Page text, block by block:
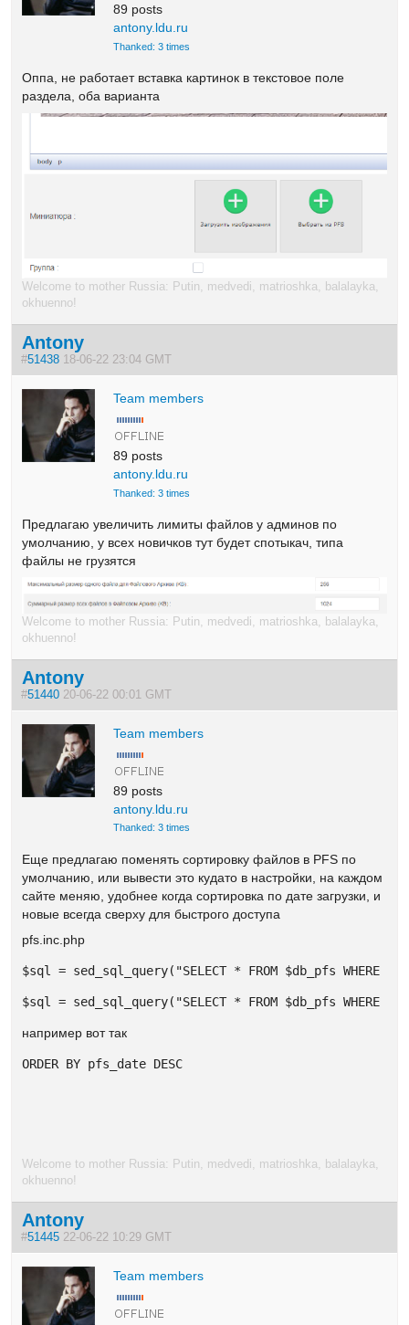
89 posts
antony.ldu.ru
Thanked: 3 times
Оппа, не работает вставка картинок в текстовое поле
раздела, оба варианта
Welcome to mother Russia: Putin, medvedi, matrioshka, balalayka,
okhuenno!
Antony
#51438 18-06-22 23:04 GMT
Team members
89 posts
antony.ldu.ru
Thanked: 3 times
Предлагаю увеличить лимиты файлов у админов по
умолчанию, у всех новичков тут будет спотыкач, типа
файлы не грузятся
Welcome to mother Russia: Putin, medvedi, matrioshka, balalayka,
okhuenno!
Antony
#51440 20-06-22 00:01 GMT
Team members
89 posts
antony.ldu.ru
Thanked: 3 times
Еще предлагаю поменять сортировку файлов в PFS по
умолчанию, или вывести это кудато в настройки, на каждом
сайте меняю, удобнее когда сортировка по дате загрузки, и
новые всегда сверху для быстрого доступа
pfs.inc.php
$sql = sed_sql_query("SELECT * FROM $db_pfs
$sql = sed_sql_query("SELECT * FROM $db_pfs
например вот так
ORDER BY pfs_date DESC
Welcome to mother Russia: Putin, medvedi, matrioshka, balalayka,
okhuenno!
Antony
#51445 22-06-22 10:29 GMT
Team members